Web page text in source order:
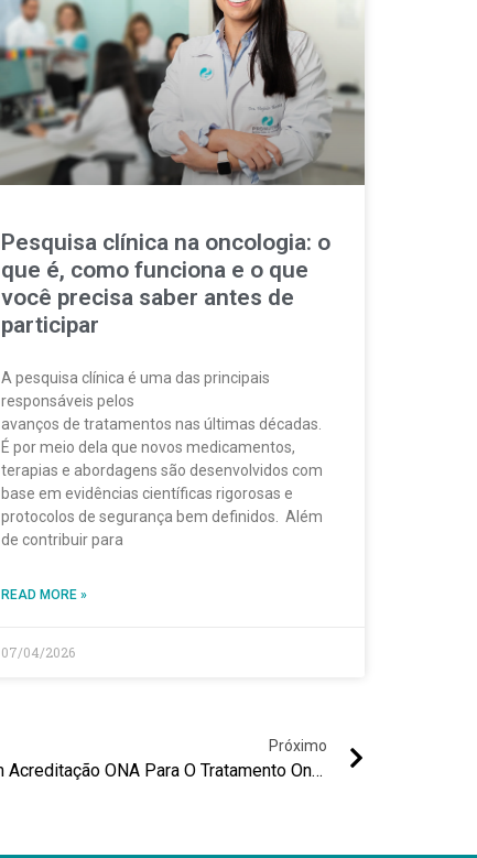
Pesquisa clínica na oncologia: o
que é, como funciona e o que
você precisa saber antes de
participar
A pesquisa clínica é uma das principais
responsáveis pelos
avanços de tratamentos nas últimas décadas.
É por meio dela que novos medicamentos,
terapias e abordagens são desenvolvidos com
base em evidências científicas rigorosas e
protocolos de segurança bem definidos. Além
de contribuir para
READ MORE »
07/04/2026
Próximo
Por Que Escolher Uma Clínica Com Acreditação ONA Para O Tratamento Oncológico